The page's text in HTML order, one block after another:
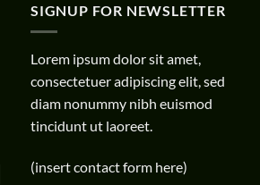
SIGNUP FOR NEWSLETTER
Lorem ipsum dolor sit amet,
consectetuer adipiscing elit, sed
diam nonummy nibh euismod
tincidunt ut laoreet.
(insert contact form here)